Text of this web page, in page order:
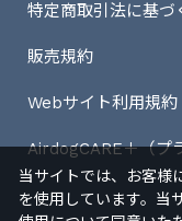
特定商取引法に基づ
販売規約
Webサイト利用規約
AirdogCARE＋（プ
当サイトでは、お客様
を使用しています。当